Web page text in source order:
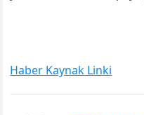
Haber Kaynak Linki